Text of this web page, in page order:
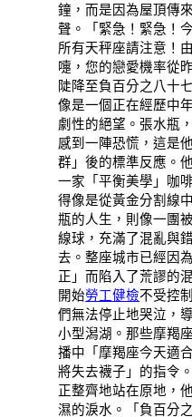
鐘，而是因為屋頂傳
聲。「緊急！緊急！
所有天秤座請注意！
嚏，您的戀愛機率從
陡降至負百分之八十
像是一個正在經歷中
劇性的絕望。張水瓶
感到一陣恐慌，這是
群」後的標準反應。
一家「平衡美學」咖
得像是從黃金分割線
瓶的人生，則像一團
線球，充滿了混亂與
去。整座城市已經因
正」而陷入了荒謬的
開始勞工健檢不受控
們無法停止地哭泣，
小型潟湖。那些摩羯
播中「摩羯座今天適
將失去襪子」的指令
正整齊地站在原地，
濕的淚水。「負百分